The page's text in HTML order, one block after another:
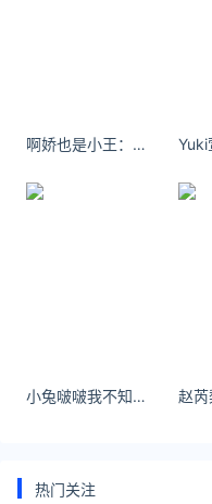
是比较贵的，如果愿
无妨。
(元/克)含金量(纯度)
啊娇也是小王：二刷西双版纳
小兔啵啵我不知道离别的滋味是这样凄凉，我不知道说声再见要这么坚强。
热门关注